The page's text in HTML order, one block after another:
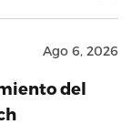
Ago 6, 2026
del